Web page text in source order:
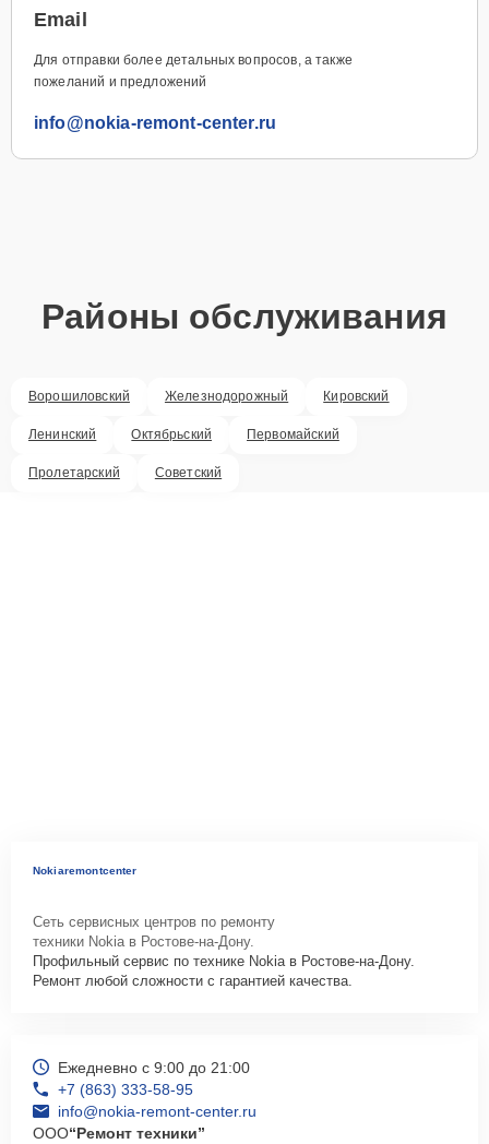
Email
Для отправки более детальных вопросов, а также
пожеланий и предложений
info@nokia-remont-center.ru
Районы обслуживания
Ворошиловский Железнодорожный Кировский
Ленинский Октябрьский Первомайский
Пролетарский Советский
Nokiaremontcenter
Сеть сервисных центров по ремонту
техники Nokia в Ростове-на-Дону.
Профильный сервис по технике Nokia в Ростове-на-Дону.
Ремонт любой сложности с гарантией качества.
Ежедневно с 9:00 до 21:00
+7 (863) 333-58-95
info@nokia-remont-center.ru
ООО“Ремонт техники”